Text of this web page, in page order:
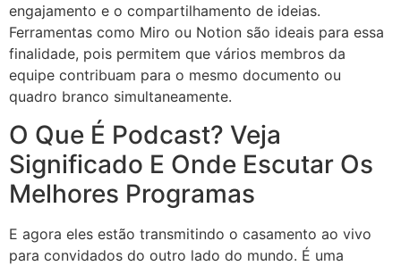
engajamento e o compartilhamento de ideias.
Ferramentas como Miro ou Notion são ideais para essa
finalidade, pois permitem que vários membros da
equipe contribuam para o mesmo documento ou
quadro branco simultaneamente.
O Que É Podcast? Veja
Significado E Onde Escutar Os
Melhores Programas
E agora eles estão transmitindo o casamento ao vivo
para convidados do outro lado do mundo. É uma